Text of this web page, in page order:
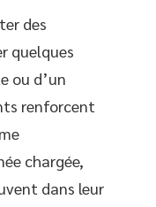
des
quelques
ou d’un
renforcent
chargée,
dans leur